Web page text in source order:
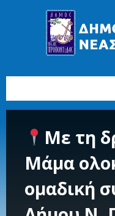
Με τη
Μάμα
ομαδική